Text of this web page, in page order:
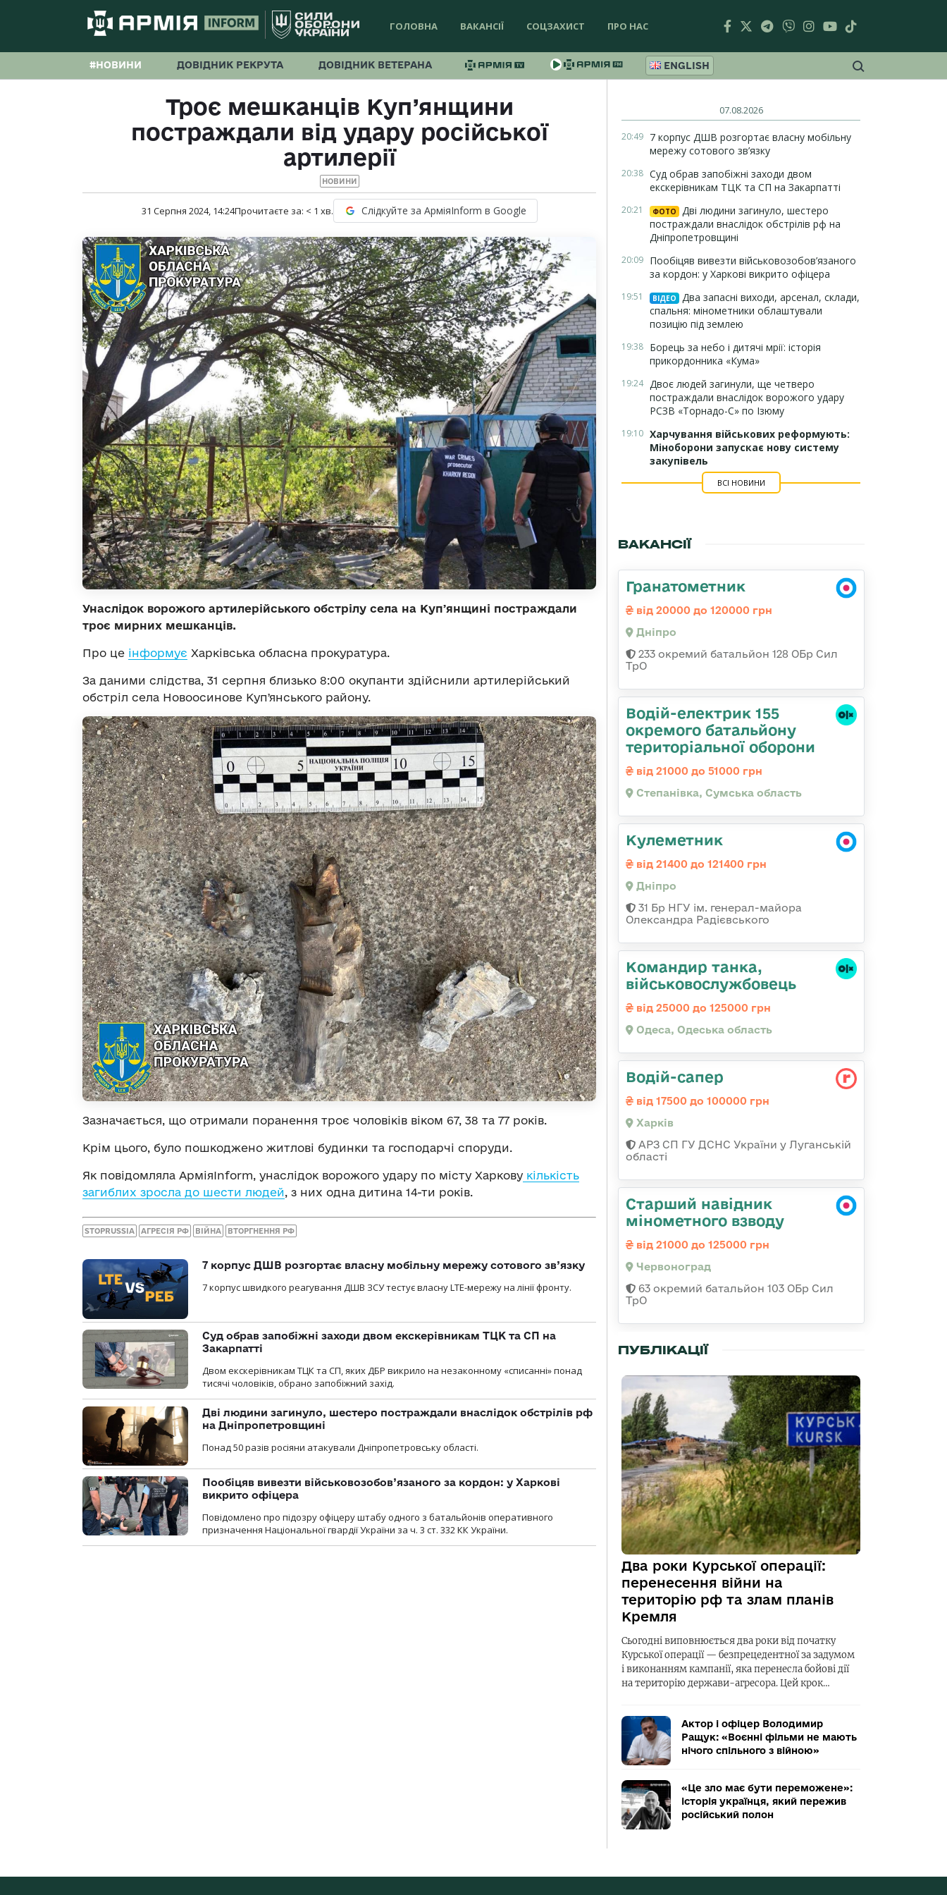
ГОЛОВНА ВАКАНСІЇ СОЦЗАХИСТ ПРО НАС
#НОВИНИ ДОВІДНИК РЕКРУТА ДОВІДНИК ВЕТЕРАНА ENGLISH
Троє мешканців Куп’янщини
постраждали від удару російської
артилерії
НОВИНИ
31 Серпня 2024, 14:24Прочитаєте за: < 1 хв. Слідкуйте за АрміяInform в Google
Унаслідок ворожого артилерійського обстрілу села на Купʼянщині постраждали
троє мирних мешканців.
Про це інформує Харківська обласна прокуратура.
За даними слідства, 31 серпня близько 8:00 окупанти здійснили артилерійський
обстріл села Новоосинове Купʼянського району.
Зазначається, що отримали поранення троє чоловіків віком 67, 38 та 77 років.
Крім цього, було пошкоджено житлові будинки та господарчі споруди.
Як повідомляла АрміяInform, унаслідок ворожого удару по місту Харкову кількість
загиблих зросла до шести людей, з них одна дитина 14-ти років.
STOPRUSSIA АГРЕСІЯ РФ ВІЙНА ВТОРГНЕННЯ РФ
7 корпус ДШВ розгортає власну мобільну мережу сотового зв’язку
7 корпус швидкого реагування ДШВ ЗСУ тестує власну LTE-мережу на лінії фронту.
Суд обрав запобіжні заходи двом екскерівникам ТЦК та СП на
Закарпатті
Двом екскерівникам ТЦК та СП, яких ДБР викрило на незаконному «списанні» понад
тисячі чоловіків, обрано запобіжний захід.
Дві людини загинуло, шестеро постраждали внаслідок обстрілів рф
на Дніпропетровщині
Понад 50 разів росіяни атакували Дніпропетровську області.
Пообіцяв вивезти військовозобов’язаного за кордон: у Харкові
викрито офіцера
Повідомлено про підозру офіцеру штабу одного з батальйонів оперативного
призначення Національної гвардії України за ч. 3 ст. 332 КК України.
07.08.2026
20:49 7 корпус ДШВ розгортає власну мобільну
мережу сотового зв’язку
20:38 Суд обрав запобіжні заходи двом
екскерівникам ТЦК та СП на Закарпатті
20:21 ФОТО
Дві людини загинуло, шестеро
постраждали внаслідок обстрілів рф на
Дніпропетровщині
20:09 Пообіцяв вивезти військовозобов’язаного
за кордон: у Харкові викрито офіцера
19:51 ВІДЕО
Два запасні виходи, арсенал, склади,
спальня: мінометники облаштували
позицію під землею
19:38 Борець за небо і дитячі мрії: історія
прикордонника «Кума»
19:24 Двоє людей загинули, ще четверо
постраждали внаслідок ворожого удару
РСЗВ «Торнадо-С» по Ізюму
19:10 Харчування військових реформують:
Міноборони запускає нову систему
закупівель
ВСІ НОВИНИ
ВАКАНСІЇ
Гранатометник
від 20000 до 120000 грн
Дніпро
233 окремий батальйон 128 ОБр Сил
ТрО
Водій-електрик 155
окремого батальйону
територіальної оборони
від 21000 до 51000 грн
Степанівка, Сумська область
Кулеметник
від 21400 до 121400 грн
Дніпро
31 Бр НГУ ім. генерал-майора
Олександра Радієвського
Командир танка,
військовослужбовець
від 25000 до 125000 грн
Одеса, Одеська область
Водій-сапер
від 17500 до 100000 грн
Харків
АРЗ СП ГУ ДСНС України у Луганській
області
Старший навідник
мінометного взводу
від 21000 до 125000 грн
Червоноград
63 окремий батальйон 103 ОБр Сил
ТрО
ПУБЛІКАЦІЇ
Два роки Курської операції:
перенесення війни на
територію рф та злам планів
Кремля
Сьогодні виповнюється два роки від початку
Курської операції — безпрецедентної за задумом
і виконанням кампанії, яка перенесла бойові дії
на територію держави-агресора. Цей крок…
Актор і офіцер Володимир
Ращук: «Воєнні фільми не мають
нічого спільного з війною»
«Це зло має бути переможене»:
історія українця, який пережив
російський полон